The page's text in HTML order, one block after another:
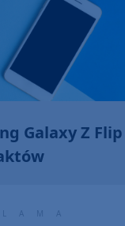
Galaxy Z Flip